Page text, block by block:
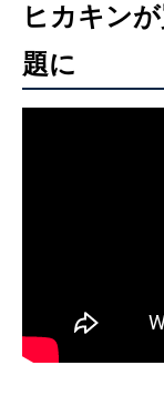
ヒカキン
題に